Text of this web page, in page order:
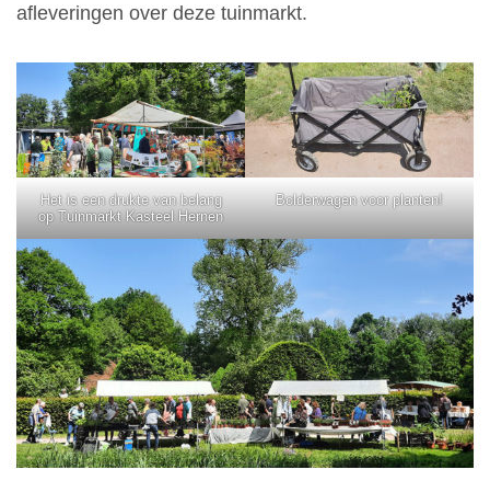
afleveringen over deze tuinmarkt.
Het is een drukte van belang
op Tuinmarkt Kasteel Hernen
Bolderwagen voor planten!